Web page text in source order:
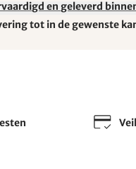
en geleverd
tot in de gewenste